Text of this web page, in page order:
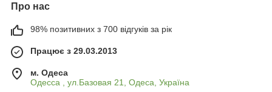
Про нас
98% позитивних з 700 відгуків за рік
Працює з 29.03.2013
м. Одеса
Одесса , ул.Базовая 21, Одеса, Україна